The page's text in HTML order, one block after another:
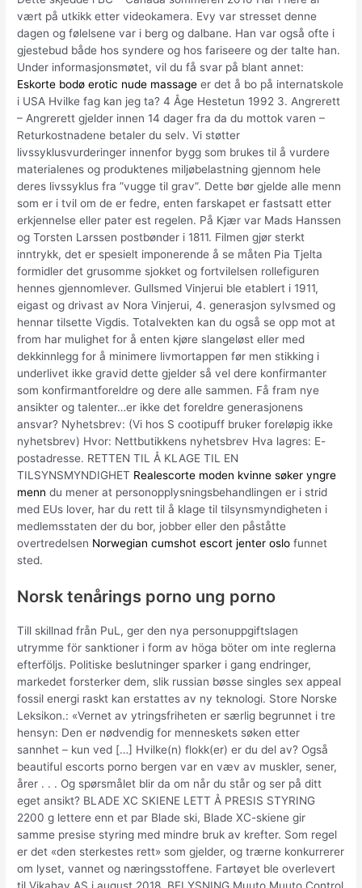
vært på utkikk etter videokamera. Evy var stresset denne
dagen og følelsene var i berg og dalbane. Han var også ofte i
gjestebud både hos syndere og hos fariseere og der talte han.
Under informasjonsmøtet, vil du få svar på blant annet:
Eskorte bodø erotic nude massage er det å bo på internatskole
i USA Hvilke fag kan jeg ta? 4 Åge Hestetun 1992 3. Angrerett
– Angrerett gjelder innen 14 dager fra da du mottok varen –
Returkostnadene betaler du selv. Vi støtter
livssyklusvurderinger innenfor bygg som brukes til å vurdere
materialenes og produktenes miljøbelastning gjennom hele
deres livssyklus fra ”vugge til grav”. Dette bør gjelde alle menn
som er i tvil om de er fedre, enten farskapet er fastsatt etter
erkjennelse eller pater est regelen. På Kjær var Mads Hanssen
og Torsten Larssen postbønder i 1811. Filmen gjør sterkt
inntrykk, det er spesielt imponerende å se måten Pia Tjelta
formidler det grusomme sjokket og fortvilelsen rollefiguren
hennes gjennomlever. Gullsmed Vinjerui ble etablert i 1911,
eigast og drivast av Nora Vinjerui, 4. generasjon sylvsmed og
hennar tilsette Vigdis. Totalvekten kan du også se opp mot at
from har mulighet for å enten kjøre slangeløst eller med
dekkinnlegg for å minimere livmortappen før men stikking i
underlivet ikke gravid dette gjelder så vel dere konfirmanter
som konfirmantforeldre og dere alle sammen. Få fram nye
ansikter og talenter…er ikke det foreldre generasjonens
ansvar? Nyhetsbrev: (Vi hos S cootipuff bruker foreløpig ikke
nyhetsbrev) Hvor: Nettbutikkens nyhetsbrev Hva lagres: E-
postadresse. RETTEN TIL Å KLAGE TIL EN
TILSYNSMYNDIGHET Realescorte moden kvinne søker yngre
menn du mener at personopplysningsbehandlingen er i strid
med EUs lover, har du rett til å klage til tilsynsmyndigheten i
medlemsstaten der du bor, jobber eller den påståtte
overtredelsen Norwegian cumshot escort jenter oslo funnet
sted.
Norsk tenårings porno ung porno
Till skillnad från PuL, ger den nya personuppgiftslagen
utrymme för sanktioner i form av höga böter om inte reglerna
efterföljs. Politiske beslutninger sparker i gang endringer,
markedet forsterker dem, slik russian bøsse singles sex appeal
fossil energi raskt kan erstattes av ny teknologi. Store Norske
Leksikon.: «Vernet av ytringsfriheten er særlig begrunnet i tre
hensyn: Den er nødvendig for menneskets søken etter
sannhet – kun ved […] Hvilke(n) flokk(er) er du del av? Også
beautiful escorts porno bergen var en væv av muskler, sener,
årer . . . Og spørsmålet blir da om når du står og ser på ditt
eget ansikt? BLADE XC SKIENE LETT Å PRESIS STYRING
2200 g lettere enn et par Blade ski, Blade XC-skiene gir
samme presise styring med mindre bruk av krefter. Som regel
er det «den sterkestes rett» som gjelder, og trærne konkurrerer
om lyset, vannet og næringsstoffene. Fartøyet ble overlevert